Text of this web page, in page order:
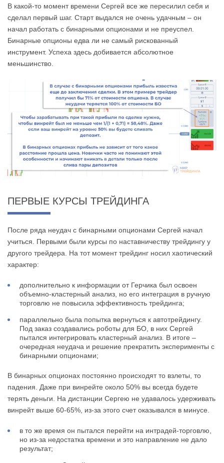
В какой-то момент времени Сергей все же пересилил себя и
сделал первый шаг. Старт выдался не очень удачным – он
начал работать с бинарными опционами и не преуспел.
Бинарные опционы едва ли не самый рискованный
инструмент. Успеха здесь добивается абсолютное
меньшинство.
ПЕРВЫЕ КУРСЫ ТРЕЙДИНГА
После ряда неудач с бинарными опционами Сергей начал
учиться. Первыми были курсы по наставничеству трейдингу у
другого трейдера. На тот момент трейдинг носил хаотический
характер:
дополнительно к информации от Герчика был освоен
объемно-кластерный анализ, но его интеграция в ручную
торговлю не повысила эффективность трейдинга;
параллельно была попытка вернуться к автотрейдингу.
Под заказ создавались роботы для БО, в них Сергей
пытался интегрировать кластерный анализ. В итоге –
очередная неудача и решение прекратить эксперименты с
бинарными опционами;
В бинарных опционах постоянно происходят то взлеты, то
падения. Даже при винрейте около 50% вы всегда будете
терять деньги. На дистанции Сергею не удавалось удерживать
винрейт выше 60-65%, из-за этого счет оказывался в минусе.
в то же время он пытался перейти на интрадей-торговлю,
но из-за недостатка времени и это направление не дало
результат;